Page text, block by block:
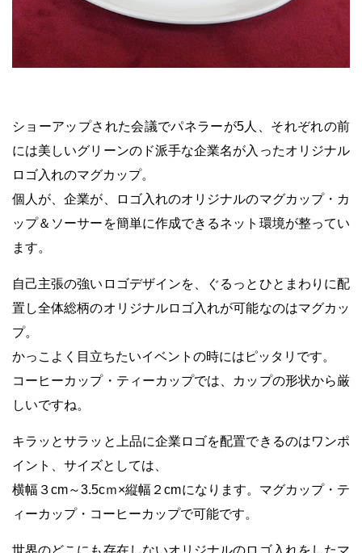
ショーアップされた会議でパネラーが5人、それぞれの前
には美しいグリーンのド派手な企業名が入ったオリジナル
ロゴ入れのマグカップ。
個人が、企業が、ロゴ入れのオリジナルのマグカップ・カ
ップ＆ソーサーを簡単に作成できるネット環境が整ってい
ます。
自己主張の強いロゴデザインを、ぐるっとひとまわりに配
置し全体総柄のオリジナルロゴ入れが可能なのはマグカッ
プ。
かっこよく目立ちたいイベントの時にはピッタリです。
コーヒーカップ・ティーカップでは、カップの形状から厳
しいですね。
キラッとサラッと上品に企業ロゴを配置できるのはワンポ
イント、サイズとしては、
横幅３cm～3.5cｍ×縦幅２cmになります。マグカップ・テ
ィーカップ・コーヒーカップで可能です。